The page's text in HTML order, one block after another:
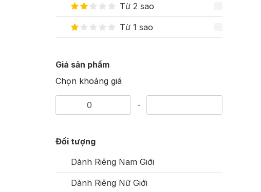
Từ 2 sao
Từ 1 sao
Giá sản phẩm
Chọn khoảng giá
-
Đối tượng
Dành Riêng Nam Giới
Dành Riêng Nữ Giới